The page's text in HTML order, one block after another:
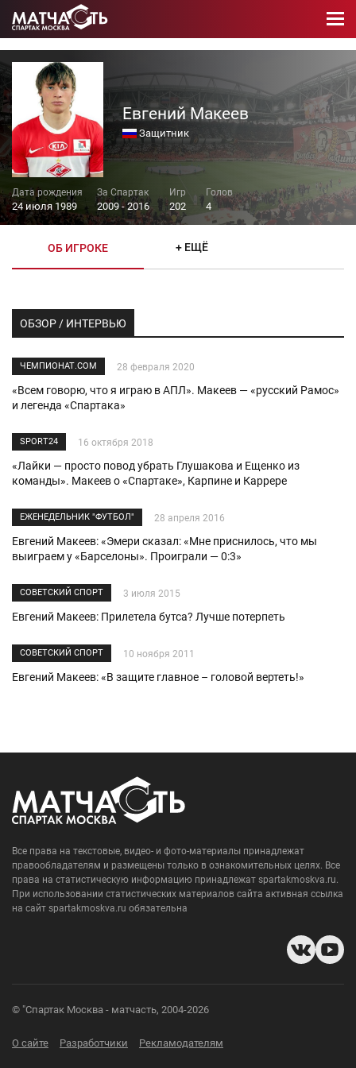
Евгений Макеев
Защитник
24 июля 1989 2009 - 2016 202 4
ОБ ИГРОКЕ + ЕЩЁ
ОБЗОР / ИНТЕРВЬЮ
ЧЕМПИОНАТ.COM 28 февраля 2020
«Всем говорю, что я играю в АПЛ». Макеев — «русский Рамос»
и легенда «Спартака»
SPORT24 16 октября 2018
«Лайки — просто повод убрать Глушакова и Ещенко из
команды». Макеев о «Спартаке», Карпине и Каррере
ЕЖЕНЕДЕЛЬНИК "ФУТБОЛ" 28 апреля 2016
Евгений Макеев: «Эмери сказал: «Мне приснилось, что мы
выиграем у «Барселоны». Проиграли — 0:3»
СОВЕТСКИЙ СПОРТ 3 июля 2015
Евгений Макеев: Прилетела бутса? Лучше потерпеть
СОВЕТСКИЙ СПОРТ 10 ноября 2011
Евгений Макеев: «В защите главное – головой вертеть!»
Все права на текстовые, видео- и фото-материалы принадлежат
правообладателям и размещены только в ознакомительных целях. Все
права на статистическую информацию принадлежат spartakmoskva.ru.
При использовании статистических материалов сайта активная ссылка
на сайт spartakmoskva.ru обязательна
© "Спартак Москва - матчасть, 2004-2026
О сайте Разработчики Рекламодателям